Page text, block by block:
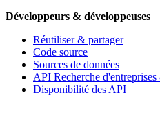
Développeurs & développeuses
Réutiliser & partager
Code source
Sources de données
API Recherche
Disponibilité des API